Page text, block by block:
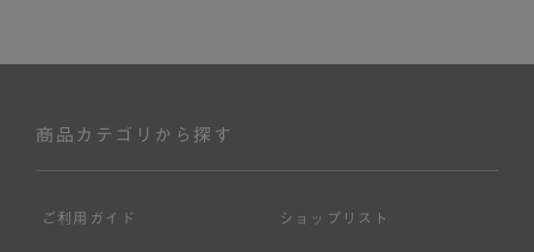
商品カテゴリから探す
ご利用ガイド ショップリスト